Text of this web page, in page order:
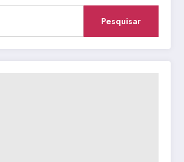
Pesquisar